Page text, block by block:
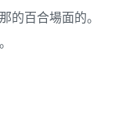
的百合場面的。